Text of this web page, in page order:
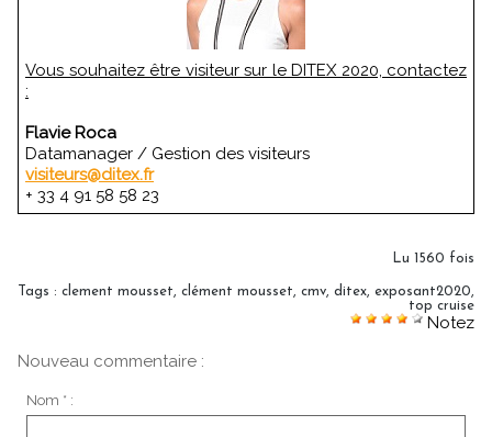
Vous souhaitez être visiteur sur le DITEX 2020, contactez
:
Flavie Roca
Datamanager / Gestion des visiteurs
visiteurs@ditex.fr
+ 33 4 91 58 58 23
Lu 1560 fois
Tags : clement mousset, clément mousset, cmv, ditex, exposant2020,
top cruise
Notez
Nouveau commentaire :
Nom * :